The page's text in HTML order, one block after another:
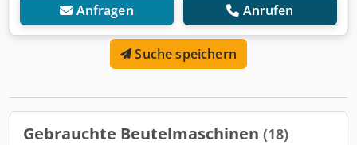
Anfragen Anrufen
Suche speichern
Gebrauchte Beutelmaschinen (18)